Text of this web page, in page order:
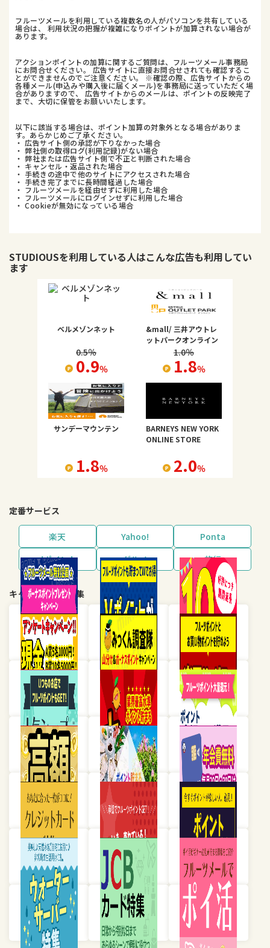
フルーツメールを利用している複数名の人がパソコンを共有している
場合は、 利用状況の把握が複雑になりポイントが加算されない場合が
あります。
アクションポイントの加算に関するご質問は、フルーツメール事務局
にお問合せください。 広告サイトに直接お問合せされても確認するこ
とができませんのでご注意ください。 ※確認の際、広告サイトからの
各種メール(申込みや購入後に届くメール)を事務局に送っていただく場
合がありますので、 広告サイトからのメールは、ポイントの反映完了
まで、大切に保管をお願いいたします。
以下に該当する場合は、ポイント加算の対象外となる場合がありま
す。あらかじめご了承ください。
・ 広告サイト側の承認が下りなかった場合
・ 弊社側の取得ログ(利用記録)がない場合
・ 弊社または広告サイト側で不正と判断された場合
・ キャンセル・返品された場合
・ 手続きの途中で他のサイトにアクセスされた場合
・ 手続き完了までに長時間経過した場合
・ フルーツメールを経由せずに利用した場合
・ フルーツメールにログインせずに利用した場合
・ Cookieが無効になっている場合
STUDIOUSを利用している人はこんな広告も利用してい
ます
ベルメゾンネット
0.5％
0.9％
&mall/ 三井アウトレ
ットパークオンライン
1.0％
1.8％
サンデーマウンテン
1.8％
BARNEYS NEW YORK
ONLINE STORE
2.0％
定番サービス
楽天 Yahoo!
Ponta
dポイント
グルメ 旅行
キャンペーン・特集